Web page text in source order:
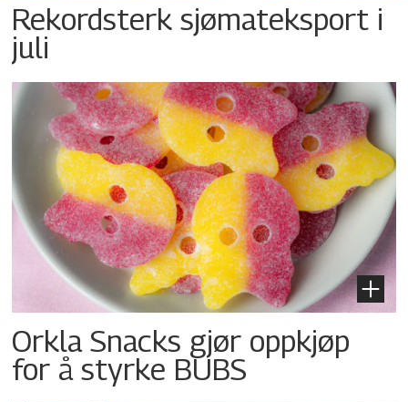
Rekordsterk sjømateksport i
juli
Orkla Snacks gjør oppkjøp
for å styrke BUBS